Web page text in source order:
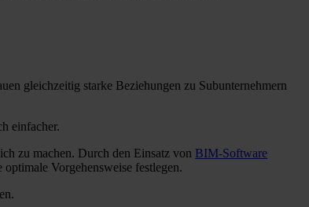
gleichzeitig starke Beziehungen zu Subunternehmern
einfacher.
zu machen. Durch den Einsatz von BIM-Software
Vorgehensweise festlegen.